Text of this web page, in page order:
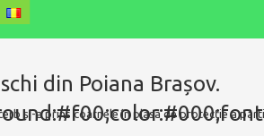
din Poiana Brașov.
cerb și-a prins coarnele în plasa de protecție a